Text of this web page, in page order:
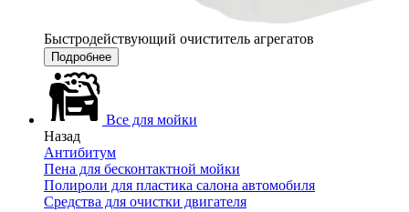
Быстродействующий очиститель агрегатов
Подробнее
Все для мойки
Назад
Антибитум
Пена для бесконтактной мойки
Полироли для пластика салона автомобиля
Средства для очистки двигателя